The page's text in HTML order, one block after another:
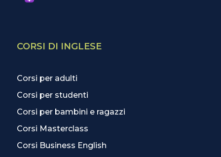
CORSI DI INGLESE
Corsi per adulti
Corsi per studenti
Corsi per bambini e ragazzi
Corsi Masterclass
Corsi Business English